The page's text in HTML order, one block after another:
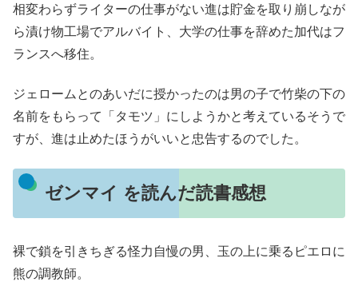
相変わらずライターの仕事がない進は貯金を取り崩しなが
ら漬け物工場でアルバイト、大学の仕事を辞めた加代はフ
ランスへ移住。
ジェロームとのあいだに授かったのは男の子で竹柴の下の
名前をもらって「タモツ」にしようかと考えているそうで
すが、進は止めたほうがいいと忠告するのでした。
ゼンマイ を読んだ読書感想
裸で鎖を引きちぎる怪力自慢の男、玉の上に乗るピエロに
熊の調教師。